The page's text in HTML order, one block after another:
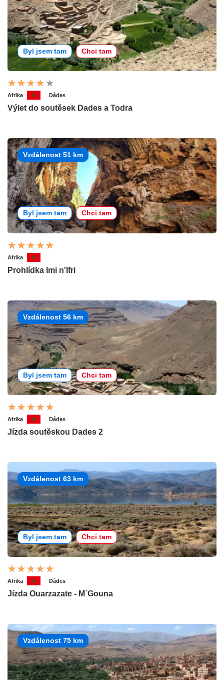
Byl jsem tam Chci tam
Afrika Dádes
Výlet do soutěsek Dades a Todra
Vzdálenost 51 km
Byl jsem tam Chci tam
Afrika
Prohlídka Imi n'Ifri
Vzdálenost 56 km
Byl jsem tam Chci tam
Afrika Dádes
Jízda soutěskou Dades 2
Vzdálenost 63 km
Byl jsem tam Chci tam
Afrika Dádes
Jízda Ouarzazate - M´Gouna
Vzdálenost 75 km